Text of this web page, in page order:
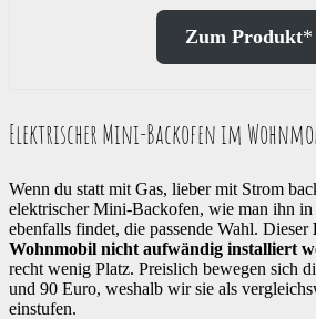
Zum Produkt*
Elektrischer Mini-Backofen im
Wenn du statt mit Gas, lieber mit Strom
elektrischer Mini-Backofen, wie man ihn in
ebenfalls findet, die passende Wahl. Dieser
Wohnmobil nicht aufwändig installiert
recht wenig Platz. Preislich bewegen sich
und 90 Euro, weshalb wir sie als
einstufen.